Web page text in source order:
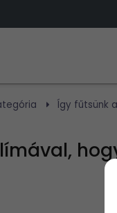
Így fűtsünk